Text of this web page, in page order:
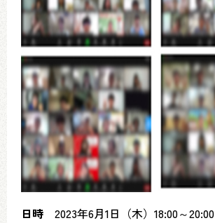
日時
2023年6月1日（木）18:00～20:00